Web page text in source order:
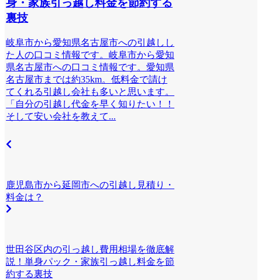
身・家族引っ越し料金を節約する
裏技
岐阜市から愛知県名古屋市への引越しし
た人の口コミ情報です。岐阜市から愛知
県名古屋市への口コミ情報です。愛知県
名古屋市までは約35km。低料金で請け
てくれる引越し会社も多いと思います。
「自分の引越し代金を早く知りたい！！
そして安い会社を教えて...
鹿児島市から延岡市への引越し見積り・
料金は？
世田谷区内の引っ越し費用相場を徹底解
説！単身パック・家族引っ越し料金を節
約する裏技